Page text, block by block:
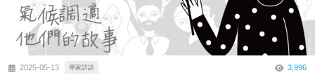
2025-05-13 專家訪談 3,996